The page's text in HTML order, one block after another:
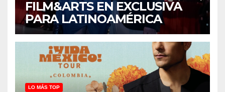
FILM&ARTS EN EXCLUSIVA
PARA LATINOAMÉRICA
LO MÁS TOP